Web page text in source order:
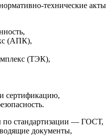
технические акты
(АПК),
(ТЭК),
сертификацию,
по стандартизации — ГОСТ,
документы,